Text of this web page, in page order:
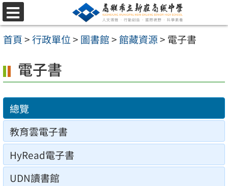
跳
至
主
內
容
選
單
首頁>行政單位> 圖書館>館藏資源> 電子書
電子書
總覽
教育雲電子書
HyRead電子書
UDN讀書館